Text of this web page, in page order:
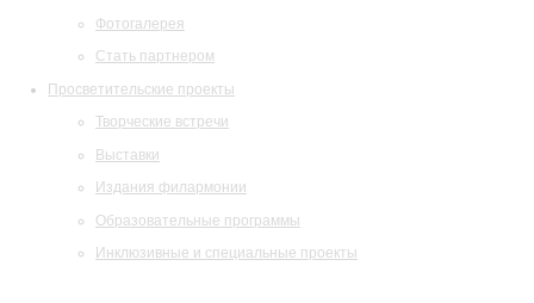
Фотогалерея
Стать партнером
Просветительские проекты
Творческие встречи
Выставки
Издания филармонии
Образовательные программы
Инклюзивные и специальные проекты